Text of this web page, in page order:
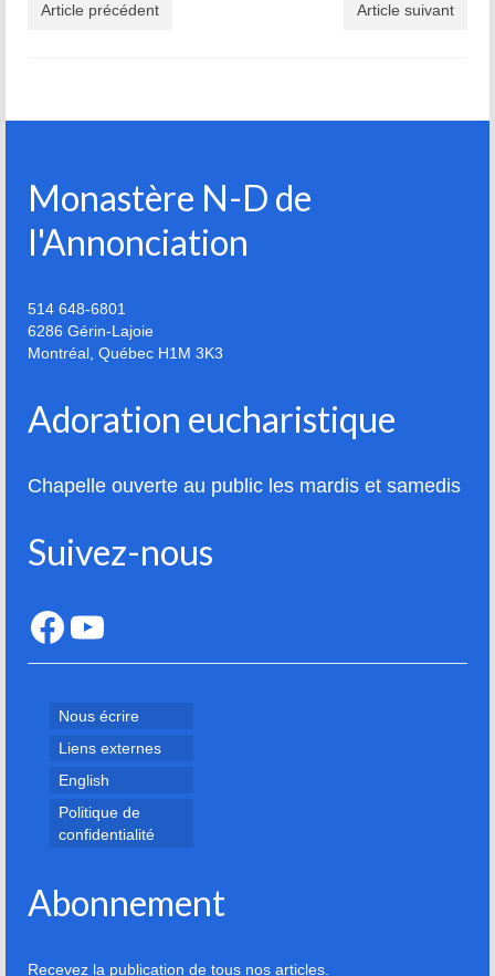
Article précédent Article suivant
Monastère N-D de
l'Annonciation
514 648-6801
6286 Gérin-Lajoie
Montréal, Québec H1M 3K3
Adoration eucharistique
Chapelle ouverte au public les mardis et samedis
Suivez-nous
Facebook
YouTube
Nous écrire
Liens externes
English
Politique de
confidentialité
Abonnement
Recevez la publication de tous nos articles.